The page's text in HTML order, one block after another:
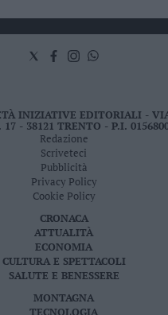
INIZIATIVE EDITORIALI -
17 - 38121 TRENTO - P.I.
Redazione
Scriveteci
Pubblicità
Privacy Policy
Cookie Policy
CRONACA
ATTUALITÀ
ECONOMIA
CULTURA E SPETTACOLI
SALUTE E BENESSERE
MONTAGNA
TECNOLOGIA